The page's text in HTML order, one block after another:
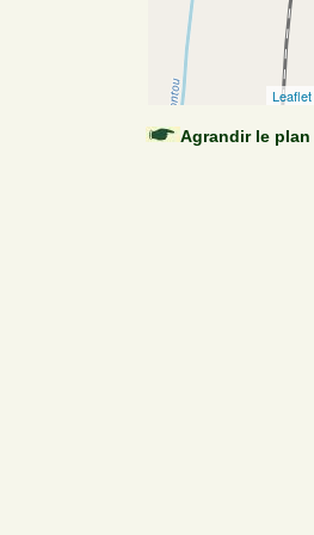
Leaflet
Agrandir le plan